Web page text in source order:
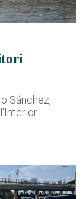
Sánchez,